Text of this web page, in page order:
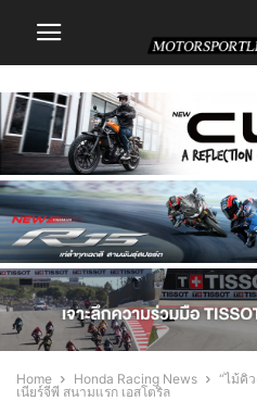
Home Honda Racing News
“ไม้คิ
เนียร์จีพี สนามแรก เอสโตริล